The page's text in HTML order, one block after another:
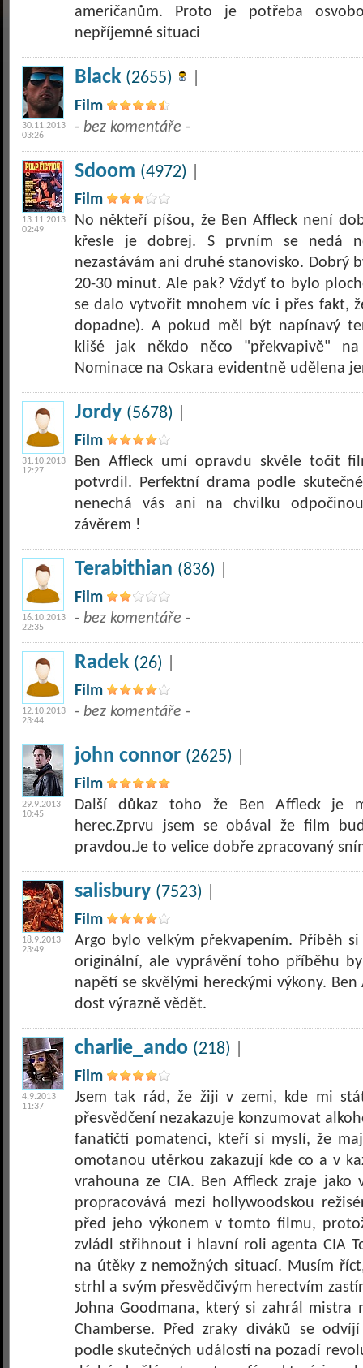
američanům. Proto je potřeba
nepříjemné situaci
30.11.2013
03:26
Black (2655)
Film
- bez komentáře -
13.11.2013
02:49
Sdoom (4972)
Film
No někteří píšou, že Ben Affleck není
křesle je dobrej. S prvním se nedá
nezastávám ani druhé stanovisko. Dobrý
20-30 minut. Ale pak? Vždyť to bylo
se dalo vytvořit mnohem víc i přes fakt,
dopadne). A pokud měl být napínavý
klišé jak někdo něco "překvapivě"
Nominace na Oskara evidentně udělena
31.10.2013
12:27
Jordy (5678)
Film
Ben Affleck umí opravdu skvěle točit
potvrdil. Perfektní drama podle
nenechá vás ani na chvilku
závěrem !
16.10.2013
22:35
Terabithian (836)
Film
- bez komentáře -
12.10.2013
23:44
Radek (26)
Film
- bez komentáře -
29.9.2013
10:45
john connor (2625)
Film
Další důkaz toho že Ben Affleck je
herec.Zprvu jsem se obával že film
pravdou.Je to velice dobře zpracovaný
18.9.2013
23:49
salisbury (7523)
Film
Argo bylo velkým překvapením. Příběh
originální, ale vyprávění toho příběhu
napětí se skvělými hereckými výkony.
dost výrazně vědět.
4.9.2013
11:37
charlie_ando (218)
Film
Jsem tak rád, že žiji v zemi, kde mi
přesvědčení nezakazuje konzumovat
fanatičtí pomatenci, kteří si myslí, že
omotanou utěrkou zakazují kde co a v
vrahouna ze CIA. Ben Affleck zraje
propracovává mezi hollywoodskou
před jeho výkonem v tomto filmu,
zvládl střihnout i hlavní roli agenta CIA
na útěky z nemožných situací. Musím
strhl a svým přesvědčivým herectvím
Johna Goodmana, který si zahrál mistra
Chamberse. Před zraky diváků se
podle skutečných událostí na pozadí